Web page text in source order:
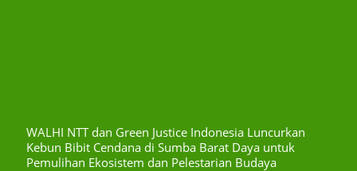
WALHI NTT dan Green Justice Indonesia Luncurkan
Kebun Bibit Cendana di Sumba Barat Daya untuk
Pemulihan Ekosistem dan Pelestarian Budaya